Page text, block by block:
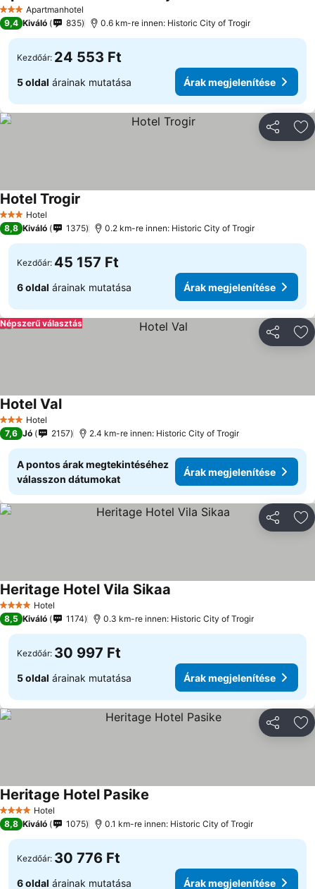
3 KategóriaApartmanhotel
9,4 Kiváló 835 0.6 km-re innen: Historic City of Trogir
Kezdőár: 24 553 Ft
5 oldal árainak mutatása Árak megjelenítése
3 Kategória
Hotel
Hotel Trogir
8,8 Kiváló 1375 0.2 km-re innen: Historic City of Trogir
Kezdőár: 45 157 Ft
6 oldal árainak mutatása Árak megjelenítése
Népszerű választás
3 Kategória
Hotel
Hotel Val
7,6 Jó 2157 2.4 km-re innen: Historic City of Trogir
A pontos árak megtekintéséhez
válasszon dátumokat
Árak megjelenítése
4 KategóriaHotel
Heritage Hotel Vila Sikaa
8,5 Kiváló 1174 0.3 km-re innen: Historic City of Trogir
Kezdőár: 30 997 Ft
5 oldal árainak mutatása Árak megjelenítése
4 KategóriaHotel
Heritage Hotel Pasike
8,8 Kiváló 1075 0.1 km-re innen: Historic City of Trogir
Kezdőár: 30 776 Ft
6 oldal árainak mutatása Árak megjelenítése